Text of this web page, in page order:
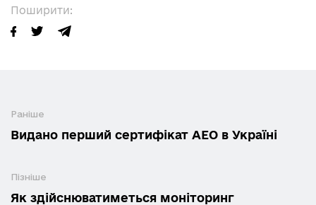
Поширити:
Раніше
Видано перший сертифікат АЕО в Україні
Пізніше
Як здійснюватиметься моніторинг